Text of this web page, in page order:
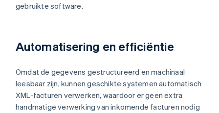
gebruikte software.
Automatisering en efficiëntie
Omdat de gegevens gestructureerd en machinaal
leesbaar zijn, kunnen geschikte systemen automatisch
XML-facturen verwerken, waardoor er geen extra
handmatige verwerking van inkomende facturen nodig